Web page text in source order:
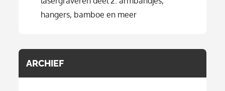
hangers, bamboe en meer
ARCHIEF